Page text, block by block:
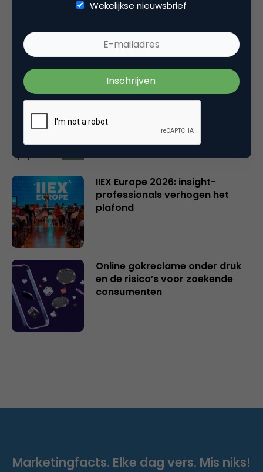
Online casino’s krijgen nieuwe
Wat Gen Z écht denkt over
IIEX Europe 2026: insight-
professionals verhogen het
plafond
Online gokreclame onder druk
en de risico’s voor zoekende
consumenten
Wekelijkse nieuwsbrief
Marketingfacts. Elke dag vers. Mis niks!